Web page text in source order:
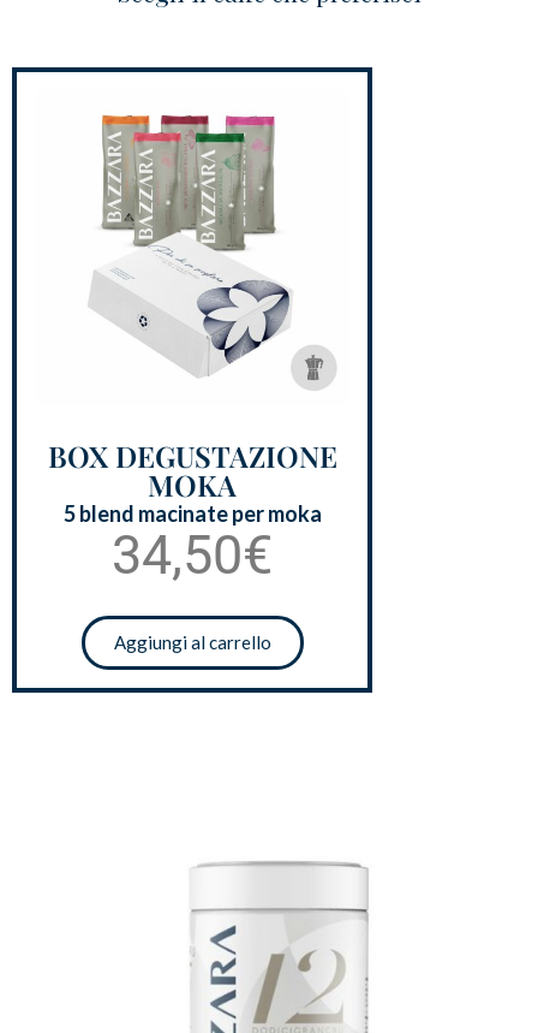
Academy Bazzara
AREA RISERVATA
Hai bisogno d’aiuto?
Il mio account
FAQ
BOX DEGUSTAZIONE
MOKA
5 blend macinate per moka
34,50€
Aggiungi al carrello